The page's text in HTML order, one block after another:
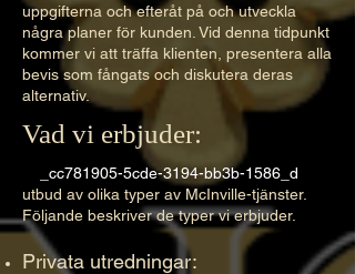
uppgifterna och efteråt på och utveckla
några planer för kunden. Vid denna tidpunkt
kommer vi att träffa klienten, presentera alla
bevis som fångats och diskutera deras
alternativ.​
Vad vi erbjuder:
_cc781905-5cde-3194-bb3b-1586_d
utbud av olika typer av McInville-tjänster.
Följande beskriver de typer vi erbjuder.
Privata utredningar: